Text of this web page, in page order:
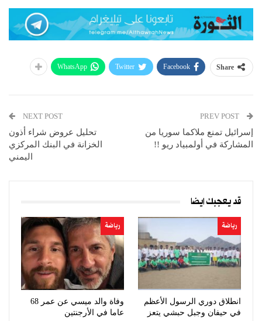
Share
Facebook
Twitter
WhatsApp
إسرائيل تمنع ملاكما سوريا من
المشاركة في أولمبياد ريو !!
NEXT POST
تحليل عروض شراء أذون
الخزانة في البنك المركزي
اليمني
قد يعجبك ايضا
رياضة
انطلاق دوري الرسول الأعظم
في حيفان وجبل حبشي يتعز
رياضة
وفاة والد ميسي عن عمر 68
عاما في الأرجنتين